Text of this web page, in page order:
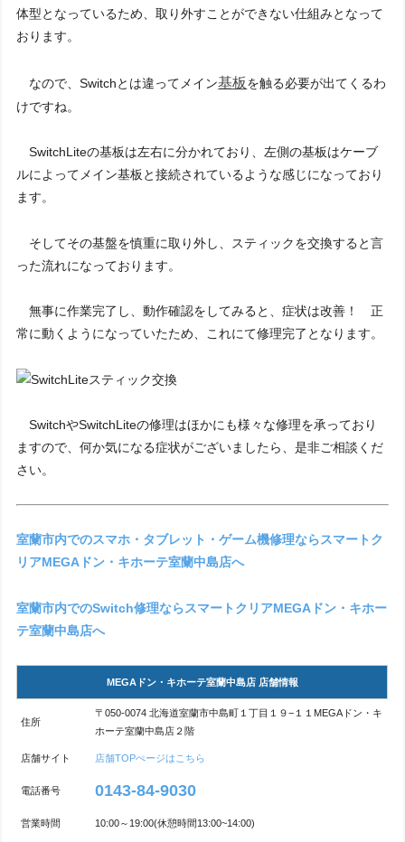
体型となっているため、取り外すことができない仕組みとなって
おります。
なので、Switchとは違ってメイン基板を触る必要が出てくるわ
けですね。
SwitchLiteの基板は左右に分かれており、左側の基板はケーブ
ルによってメイン基板と接続されているような感じになっており
ます。
そしてその基盤を慎重に取り外し、スティックを交換すると言
った流れになっております。
無事に作業完了し、動作確認をしてみると、症状は改善！ 正
常に動くようになっていたため、これにて修理完了となります。
SwitchやSwitchLiteの修理はほかにも様々な修理を承っており
ますので、何か気になる症状がございましたら、是非ご相談くだ
さい。
室蘭市内でのスマホ・タブレット・ゲーム機修理ならスマートク
リアMEGAドン・キホーテ室蘭中島店へ
室蘭市内でのSwitch修理ならスマートクリアMEGAドン・キホー
テ室蘭中島店へ
MEGAドン・キホーテ室蘭中島店 店舗情報
住所
〒050-0074 北海道室蘭市中島町１丁目１９−１１MEGAドン・キ
ホーテ室蘭中島店２階
店舗サイト 店舗TOPぺージはこちら
電話番号 0143-84-9030
営業時間 10:00～19:00(休憩時間13:00~14:00)